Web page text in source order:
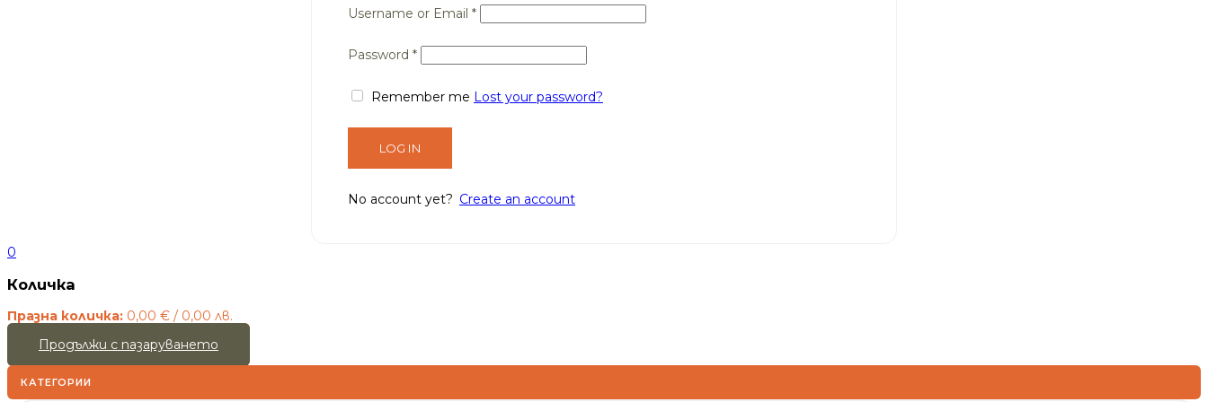
Username or Email *
Password *
Remember me Lost your password?
No account yet? Create an account
0
Количка
Празна количка: 0,00 € / 0,00 лв.
Продължи с пазаруването
КАТЕГОРИИ